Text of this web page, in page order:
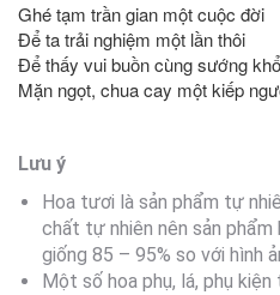
Ghé tạm trần gian một cuộc đời
Để ta trải nghiệm một lần thôi
Để thấy vui buồn cùng sướng khổ
Mặn ngọt, chua cay một kiếp
Lưu ý
Hoa tươi là sản phẩm tự
chất tự nhiên nên sản phẩm
giống 85 – 95% so với hình
Một số hoa phụ, lá, phụ